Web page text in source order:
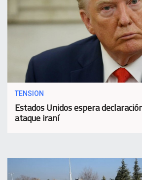
TENSION
Estados Unidos espera
ataque iraní